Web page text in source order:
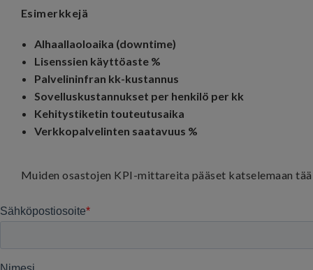
Esimerkkejä
Alhaallaoloaika (downtime)
Lisenssien käyttöaste %
Palvelininfran kk-kustannus
Sovelluskustannukset per henkilö per kk
Kehitystiketin touteutusaika
Verkkopalvelinten saatavuus %
Muiden osastojen KPI-mittareita pääset katselemaan